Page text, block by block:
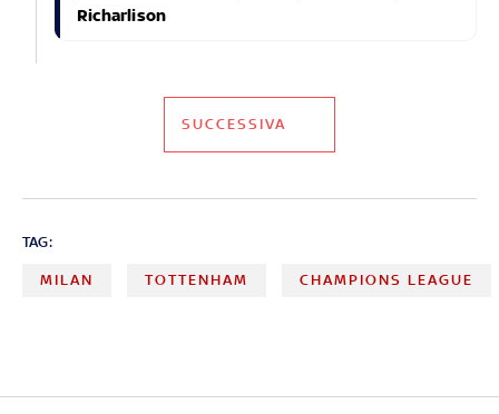
Richarlison
SUCCESSIVA
TAG:
MILAN TOTTENHAM CHAMPIONS LEAGUE